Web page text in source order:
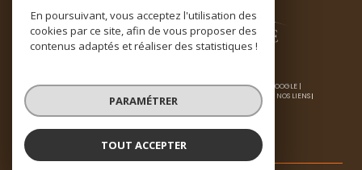
© 2026 | TOUS DROITS RÉSERVÉS | TRADUCTION POWERED BY GOOGLE |
NOS HONORAIRES
PLAN DU SITE MENTIONS LÉGALES ADMIN
NOS LIENS
POLITIQUE RGPD
En poursuivant, vous acceptez l'utilisation des
cookies par ce site, afin de vous proposer des
contenus adaptés et réaliser des statistiques !
PARAMÉTRER
TOUT ACCEPTER